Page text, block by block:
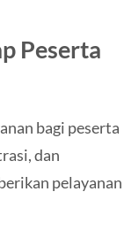
Peserta
bagi peserta
dan
pelayanan